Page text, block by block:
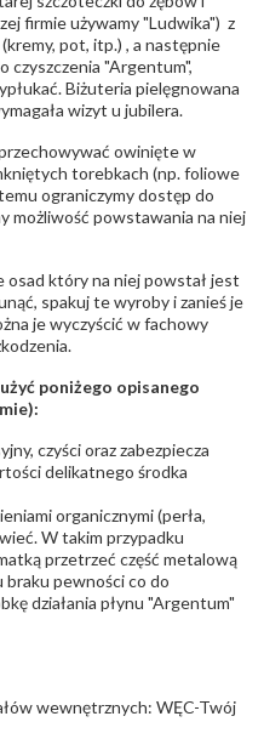
Rubin
Rubin - 1 szt.
Fasetowy okrągły
ok. 0.14 ct.
3, 30-868 Kraków; NIP:
25-92-107; sklep@wec.com.pl
dzieci w wieku poniżej 3 lat
wykonane z białego złota
firmie używamy "Ludwika") z
pot, itp.) , a następnie
czyszczenia "Argentum",
Biżuteria pielęgnowana
wizyt u jubilera.
owinięte w
torebkach (np. foliowe
ograniczymy dostęp do
możliwość powstawania na niej
osad który na niej powstał jest
spakuj te wyroby i zanieś je
je wyczyścić w fachowy
poniżego opisanego
czyści oraz zabezpiecza
delikatnego środka
organicznymi (perła,
W takim przypadku
przetrzeć część metalową
braku pewności co do
działania płynu "Argentum"
wewnętrznych: WĘC-Twój